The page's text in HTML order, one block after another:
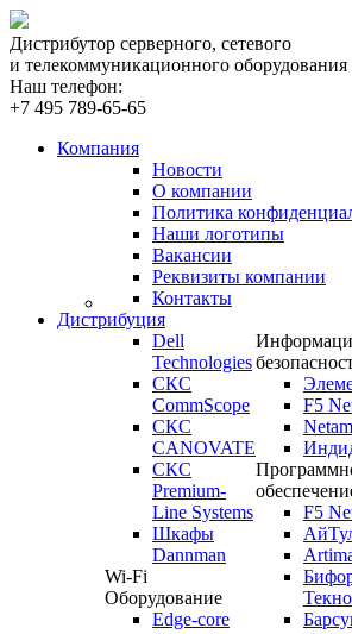
Дистрибутор серверного, сетевого
и телекоммуникационного оборудования
Наш телефон:
+7 495 789-65-65
Компания
Новости
О компании
Политика
Наши логотипы
Вакансии
Реквизиты компании
Контакты
Дистрибуция
Dell
Technologies
СКС
CommScope
СКС
CANOVATE
СКС
Premium-
Line Systems
Шкафы
Dannman
Wi-Fi
Оборудование
Edge-core
F5
F5